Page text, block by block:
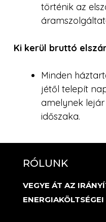
történik az
Ki kerül bruttó
Minden
jétől telepít
amelynek lejár
időszaka.
RÓLUNK
VEGYE ÁT AZ